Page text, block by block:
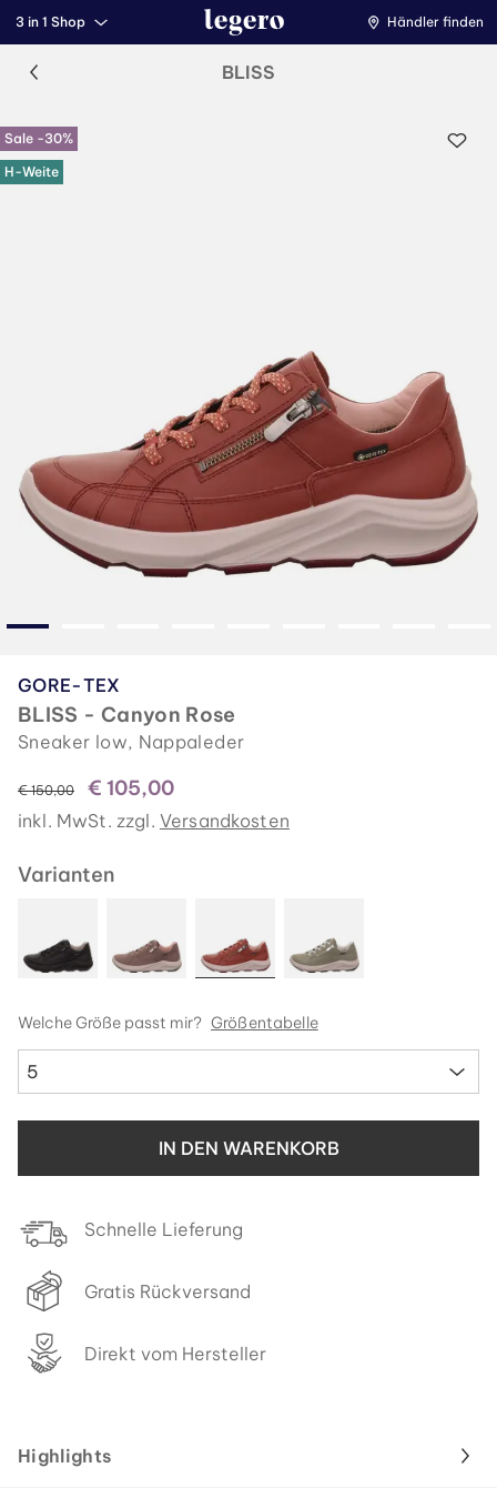
3 in 1 Shop Händler finden
BLISS
Sale -30%
H-Weite
GORE-TEX
BLISS - Canyon Rose
Sneaker low, Nappaleder
statt
€ 150,00 € 105,00
inkl. MwSt. zzgl. Versandkosten
Varianten
Welche Größe passt mir? Größentabelle
5
IN DEN WARENKORB
Schnelle Lieferung
Gratis Rückversand
Direkt vom Hersteller
Highlights